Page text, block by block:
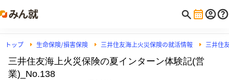
トップ 生命保険/損害保険 三井住友海上火災保険の就活情報 三井住
三井住友海上火災保険の夏インターン体験記(営
業)_No.138